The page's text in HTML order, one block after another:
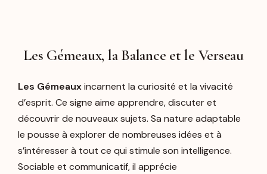
Les Gémeaux, la Balance et le Verseau
Les Gémeauxincarnent la curiosité et la vivacité
d’esprit. Ce signe aime apprendre, discuter et
découvrir de nouveaux sujets. Sa nature adaptable
le pousse à explorer de nombreuses idées et à
s’intéresser à tout ce qui stimule son intelligence.
Sociable et communicatif, il apprécie